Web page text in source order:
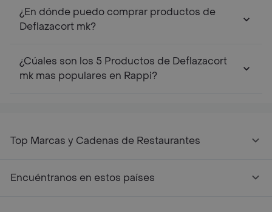
¿En dónde puedo comprar productos de
Deflazacort mk?
¿Cúales son los 5 Productos de Deflazacort
mk mas populares en Rappi?
Top Marcas y Cadenas de Restaurantes
Encuéntranos en estos países